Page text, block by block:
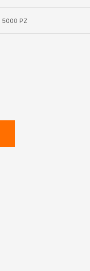
5000 PZ